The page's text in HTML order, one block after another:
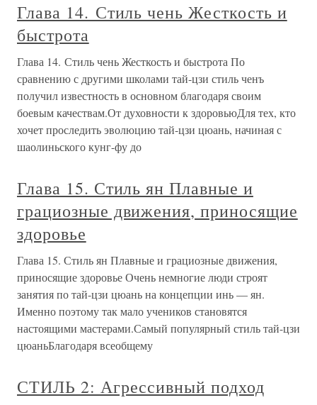
Глава 14. Стиль чень Жесткость и
быстрота
Глава 14. Стиль чень Жесткость и быстрота По
сравнению с другими школами тай-цзи стиль ченъ
получил известность в основном благодаря своим
боевым качествам.От духовности к здоровьюДля тех, кто
хочет проследить эволюцию тай-цзи цюань, начиная с
шаолиньского кунг-фу до
Глава 15. Стиль ян Плавные и
грациозные движения, приносящие
здоровье
Глава 15. Стиль ян Плавные и грациозные движения,
приносящие здоровье Очень немногие люди строят
занятия по тай-цзи цюань на концепции инь — ян.
Именно поэтому так мало учеников становятся
настоящими мастерами.Самый популярный стиль тай-цзи
цюаньБлагодаря всеобщему
СТИЛЬ 2: Агрессивный подход